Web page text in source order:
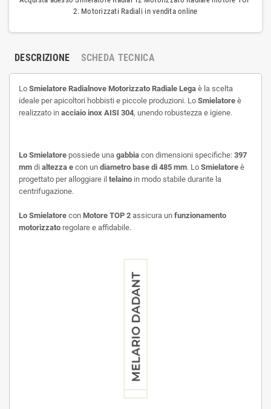
2. Motorizzati Radiali in vendita online
DESCRIZIONE SCHEDA TECNICA
Lo Smielatore Radialnove Motorizzato Radiale Lega è la scelta
ideale per apicoltori hobbisti e piccole produzioni. Lo Smielatore è
realizzato in acciaio inox AISI 304, unendo robustezza e igiene.
Lo Smielatore possiede una gabbia con dimensioni specifiche: 397
mm di altezza e con un diametro base di 485 mm. Lo Smielatore è
progettato per alloggiare il telaino in modo stabile durante la
centrifugazione.
Lo Smielatore con Motore TOP 2 assicura un funzionamento
motorizzato regolare e affidabile.